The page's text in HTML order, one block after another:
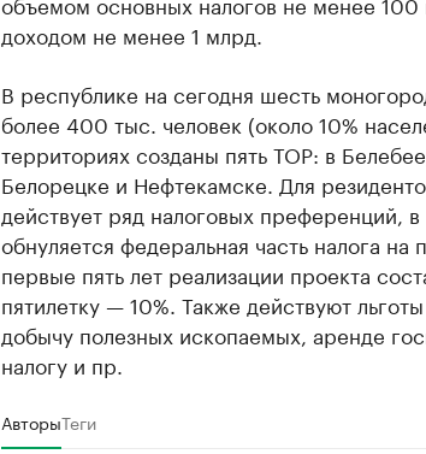
доходом не менее 1 млрд.
В республике на сегодня шесть
более 400 тыс. человек (около 10%
территориях созданы пять ТОР: в
Белорецке и Нефтекамске. Для
действует ряд налоговых преференций,
обнуляется федеральная часть налога на
первые пять лет реализации проекта
пятилетку — 10%. Также действуют
добычу полезных ископаемых, аренде
налогу и пр.
АвторыТеги